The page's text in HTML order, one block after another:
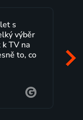
s
výběr
TV na
to, co